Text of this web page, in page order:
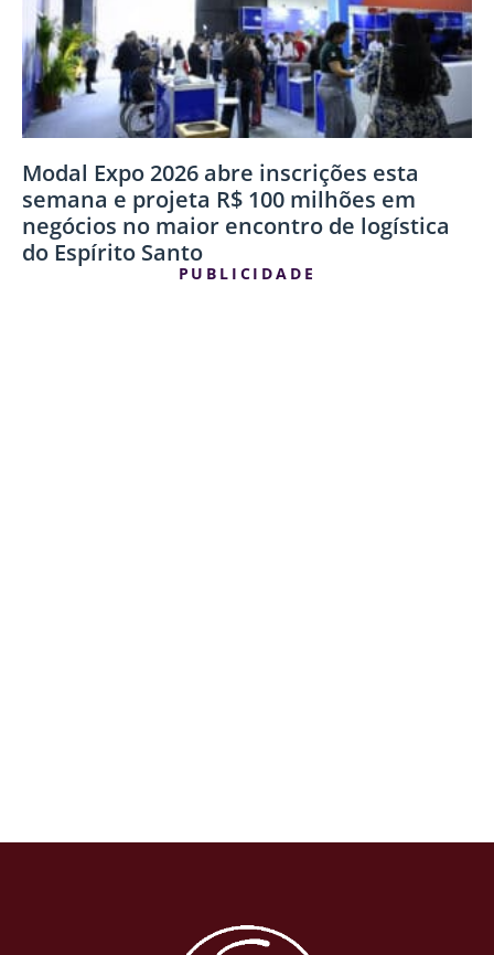
Modal Expo 2026 abre inscrições esta
semana e projeta R$ 100 milhões em
negócios no maior encontro de logística
do Espírito Santo
PUBLICIDADE